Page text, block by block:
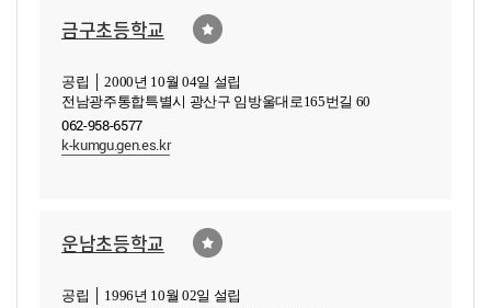
금구초등학교
공립 │ 2000년 10월 04일 설립
전남광주통합특별시 광산구 임방울대로165번길 60
062-958-6577
k-kumgu.gen.es.kr
운남초등학교
공립 │ 1996년 10월 02일 설립